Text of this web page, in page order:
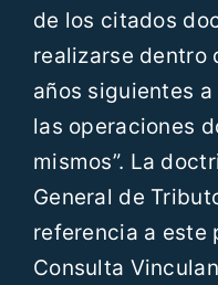
de los citados
realizarse dentro
años siguientes
las operaciones
mismos”. La
General de
referencia a este
Consulta